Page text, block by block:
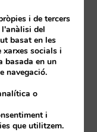
de les teves
i de tercers
del
basat en les
xarxes socials i
basada en un
navegació.
o
i
que utilitzem.